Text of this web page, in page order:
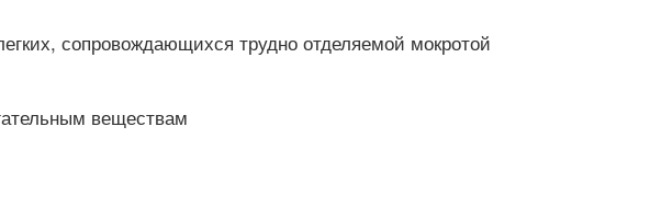
сопровождающихся трудно отделяемой мокротой
веществам